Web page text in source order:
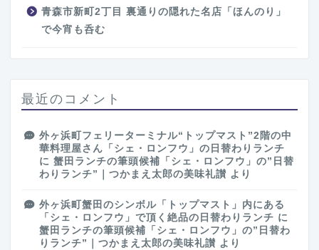
青森市新町2丁目 裏通りの隠れた名店「ほんのり」
で今宵も呑む
最近のコメント
外ヶ浜町フェリーターミナル“トップマスト”2階の中
華料理屋さん「シェ・ロンフウ」の日替わりランチ
に 蟹田ランチの筆頭候補「シェ・ロンフウ」の”日替
わりランチ”｜つかまえ太郎の美味礼讃 より
外ヶ浜町蟹田のシンボル「トップマスト」内にある
「シェ・ロンフウ」で頂く絶品の日替わりランチ に
蟹田ランチの筆頭候補「シェ・ロンフウ」の”日替わ
りランチ”｜つかまえ太郎の美味礼讃 より